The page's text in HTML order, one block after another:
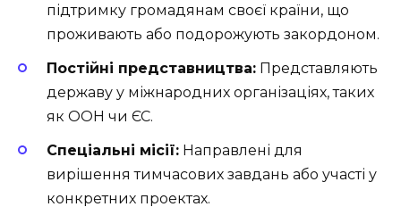
підтримку громадянам своєї країни, що
проживають або подорожують закордоном.
Постійні представництва: Представляють
державу у міжнародних організаціях, таких
як ООН чи ЄС.
Спеціальні місії: Направлені для
вирішення тимчасових завдань або участі у
конкретних проектах.